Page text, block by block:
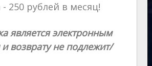
- 250 рублей в месяц!
является электронным
возврату не подлежит/